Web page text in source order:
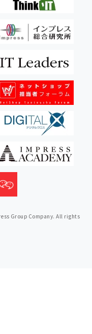
Group Company. All rights